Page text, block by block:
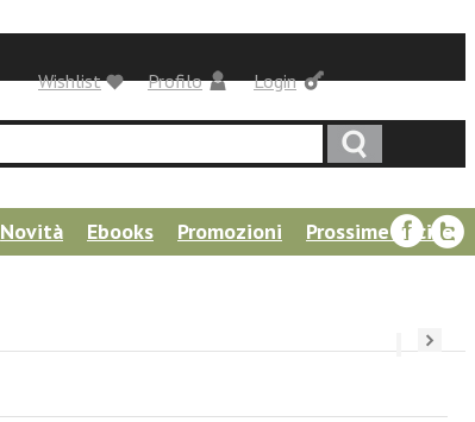
Login
Profilo
Wishlist
Novità Ebooks Promozioni
Prossime uscite